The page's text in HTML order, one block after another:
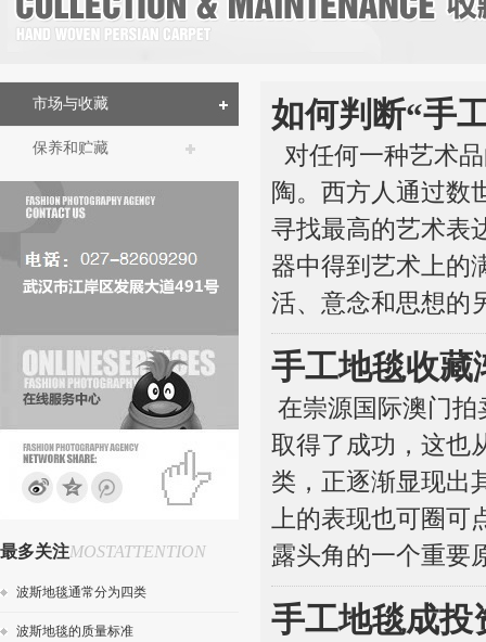
市场与收藏
保养和贮藏
最多关注MOSTATTENTION
波斯地毯通常分为四类
波斯地毯的质量标准
如何判断“手
对任何一种艺术
陶。西方人通过数
寻找最高的艺术表
器中得到艺术上的
活、意念和思想
手工地毯收藏
在崇源国际澳门拍
取得了成功，这也
类，正逐渐显现出
上的表现也可圈可
露头角的一个重
手工地毯成投